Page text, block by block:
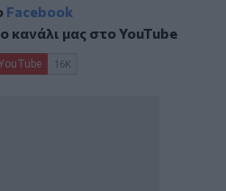
Facebook
κανάλι μας στοYouTube